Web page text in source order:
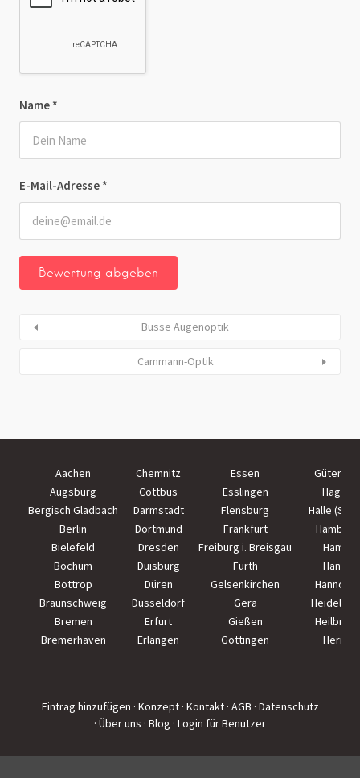
Name *
E-Mail-Adresse *
Busse Augenoptik
Cammann-Optik
Aachen Chemnitz Essen
Augsburg
Cottbus Esslingen
Hagen
Bergisch Gladbach
Darmstadt Flensburg
Halle
Berlin
Dortmund Frankfurt
Hamburg
Bielefeld
Dresden Freiburg i. Breisgau
Hamm
Bochum
Duisburg Fürth
Hanau
Bottrop
Düren Gelsenkirchen
Hannover
Braunschweig
Düsseldorf Gera
Bremen
Erfurt Gießen
Heilbronn
Bremerhaven
Erlangen Göttingen Herne
Eintrag hinzufügen · Konzept · Kontakt · AGB · Datenschutz
· Über uns · Blog · Login für Benutzer